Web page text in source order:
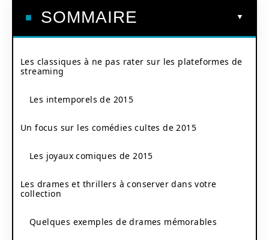
SOMMAIRE
Les classiques à ne pas rater sur les plateformes de
streaming
Les intemporels de 2015
Un focus sur les comédies cultes de 2015
Les joyaux comiques de 2015
Les drames et thrillers à conserver dans votre
collection
Quelques exemples de drames mémorables